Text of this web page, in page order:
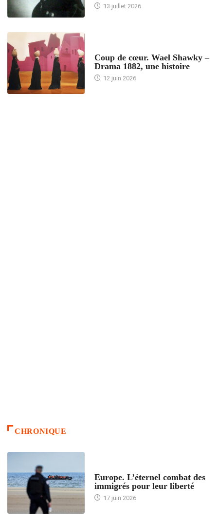
13 juillet 2026
Coup de cœur. Wael Shawky –
Drama 1882, une histoire
12 juin 2026
CHRONIQUE
Europe. L’éternel combat des
immigrés pour leur liberté
17 juin 2026